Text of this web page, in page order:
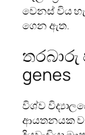
වෙනස් විය
ගෙන ඇත.
තරබාරු
genes
විශ්ව
ආයතනයක